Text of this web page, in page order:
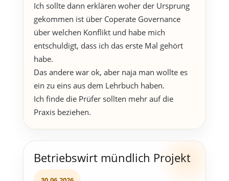
Ich sollte dann erklären woher der Ursprung
gekommen ist über Coperate Governance
über welchen Konflikt und habe mich
entschuldigt, dass ich das erste Mal gehört
habe.
Das andere war ok, aber naja man wollte es
ein zu eins aus dem Lehrbuch haben.
Ich finde die Prüfer sollten mehr auf die
Praxis beziehen.
Betriebswirt mündlich Projekt